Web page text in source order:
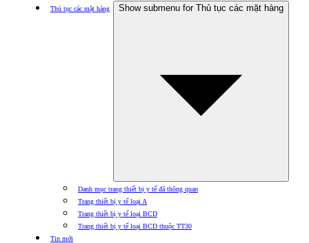
Thủ tục các mặt hàng
Show submenu for Thủ tục các mặt hàng
Danh mục trang thiết bị y tế đã thông quan
Trang thiết bị y tế loại A
Trang thiết bị y tế loại BCD
Trang thiết bị y tế loại BCD thuộc TT30
Tin mới